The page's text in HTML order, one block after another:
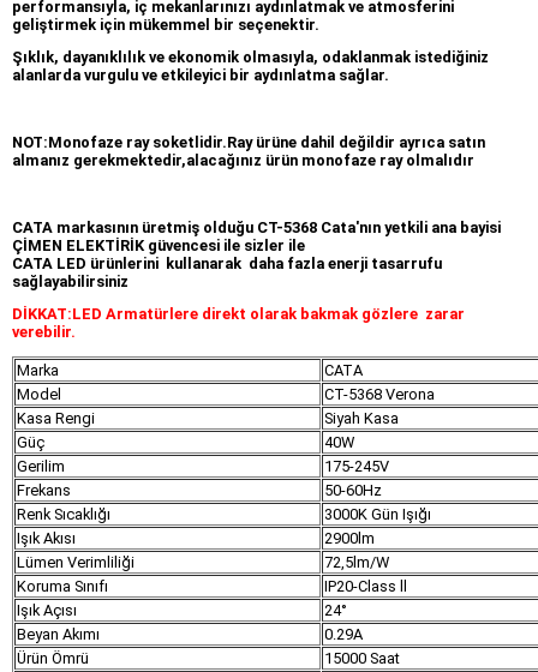
performansıyla, iç mekanlarınızı aydınlatmak ve atmosferini
geliştirmek için mükemmel bir seçenektir.
Şıklık, dayanıklılık ve ekonomik olmasıyla, odaklanmak istediğiniz
alanlarda vurgulu ve etkileyici bir aydınlatma sağlar.
NOT:Monofaze ray soketlidir.Ray ürüne dahil değildir ayrıca satın
almanız gerekmektedir,alacağınız ürün monofaze ray olmalıdır
CATA markasının üretmiş olduğu CT-5368 Cata'nın yetkili ana bayisi
ÇİMEN ELEKTİRİK güvencesi ile sizler ile
CATA LED ürünlerini kullanarak daha fazla enerji tasarrufu
sağlayabilirsiniz
DİKKAT:LED Armatürlere direkt olarak bakmak gözlere zarar
verebilir.
Marka
CATA
Model
CT-5368 Verona
Kasa Rengi
Siyah Kasa
Güç
40W
Gerilim
175-245V
Frekans
50-60Hz
Renk Sıcaklığı
3000K Gün Işığı
Işık Akısı
2900lm
Lümen Verimliliği
72,5lm/W
Koruma Sınıfı
IP20-Class ll
Işık Açısı
24°
Beyan Akımı
0.29A
Ürün Ömrü
15000 Saat